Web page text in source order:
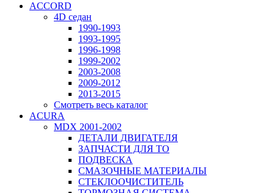
ACCORD
4D седан
1990-1993
1993-1995
1996-1998
1999-2002
2003-2008
2009-2012
2013-2015
Смотреть весь каталог
ACURA
MDX 2001-2002
ДЕТАЛИ ДВИГАТЕЛЯ
ЗАПЧАСТИ ДЛЯ ТО
ПОДВЕСКА
СМАЗОЧНЫЕ МАТЕРИАЛЫ
СТЕКЛООЧИСТИТЕЛЬ